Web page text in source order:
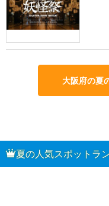
大阪府の夏
夏の人気スポットラ